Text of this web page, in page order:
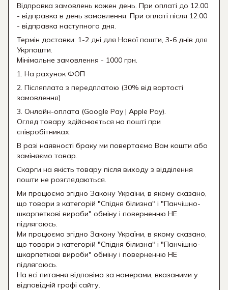
Відправка замовлень кожен день. При оплаті до 12.00
- відправка в день замовлення. При оплаті після 12.00
- відправка наступного дня.
Термін доставки: 1-2 дні для Нової пошти, 3-6 днів для
Укрпошти.
Мінімальне замовлення - 1000 грн.
1. На рахунок ФОП
2. Післяплата з передплатою (30% від вартості
замовлення)
3. Онлайн-оплата (Google Pay | Apple Pay).
Огляд товару здійснюється на пошті при
співробітниках.
В разі наявності браку ми повертаємо Вам кошти або
заміняємо товар.
Скарги на якість товару після виходу з відділення
пошти не розглядаються.
Ми працюємо згідно Закону України, в якому сказано,
що товари з категорій "Спідня білизна" і "Панчішно-
шкарпеткові вироби" обміну і поверненню НЕ
підлягаюсь.
Ми працюємо згідно Закону України, в якому сказано,
що товари з категорій "Спідня білизна" і "Панчішно-
шкарпеткові вироби" обміну і поверненню НЕ
підлягаюсь.
На всі питання відповімо за номерами, вказаними у
відповідній графі сайту.